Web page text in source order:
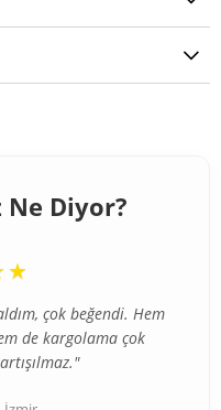
Diyor?
çok beğendi. Hem
de kargolama çok